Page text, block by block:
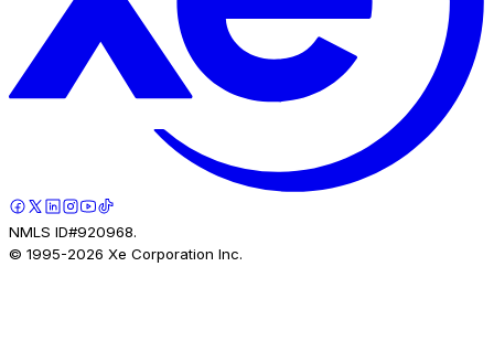
NMLS ID#920968.
© 1995-2026 Xe Corporation Inc.